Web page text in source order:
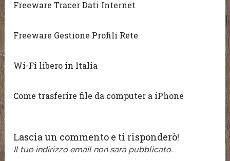
Freeware Tracer Dati Internet
Freeware Gestione Profili Rete
Wi-Fi libero in Italia
Come trasferire file da computer a iPhone
Lascia un commento e ti risponderò!
Il tuo indirizzo email non sarà pubblicato.